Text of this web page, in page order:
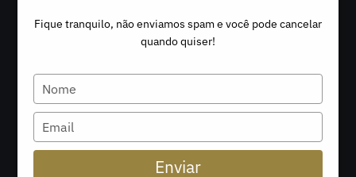
Buscar produtos:
Fique tranquilo, não enviamos spam e você pode cancelar
quando quiser!
Type
your
name
Type
your
email
Enviar